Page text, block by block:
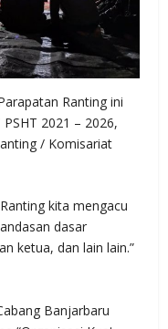
Ranting ini
2021 – 2026,
/ Komisariat
kita mengacu
dasar
ketua, dan lain lain.”
Banjarbaru